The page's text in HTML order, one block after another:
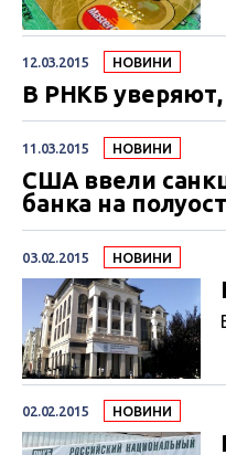
12.03.2015 НОВИНИ
В РНКБ
11.03.2015 НОВИНИ
США ввели
банка на
03.02.2015 НОВИНИ
02.02.2015 НОВИНИ